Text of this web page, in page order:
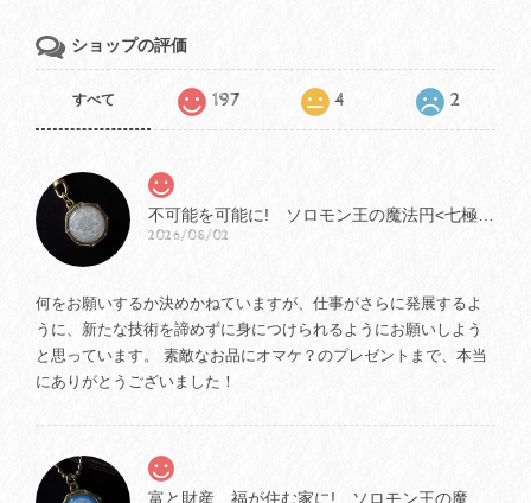
ショップの評価
すべて 197 4 2
2026/08/02
何をお願いするか決めかねていますが、仕事がさらに発展するよ
うに、新たな技術を諦めずに身につけられるようにお願いしよう
と思っています。 素敵なお品にオマケ？のプレゼントまで、本当
にありがとうございました！